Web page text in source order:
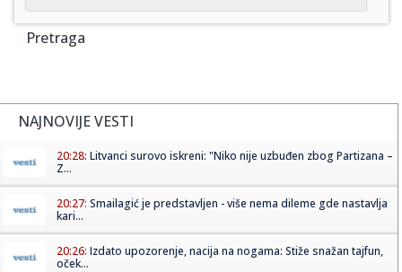
Pretraga
NAJNOVIJE VESTI
20:28: Litvanci surovo iskreni: "Niko nije uzbuđen zbog Partizana –
Z...
20:27: Smailagić je predstavljen - više nema dileme gde nastavlja
kari...
20:26: Izdato upozorenje, nacija na nogama: Stiže snažan tajfun,
oček...